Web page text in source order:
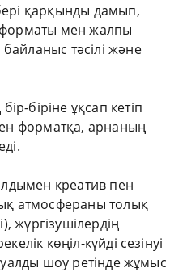
қарқынды дамып,
форматы мен жалпы
тәсілі және
біріне ұқсап кетіп
форматқа, арнаның
креатив пен
атмосфераны толық
жүргізушілердің
көңіл-күйді сезінуі
шоу ретінде жұмыс